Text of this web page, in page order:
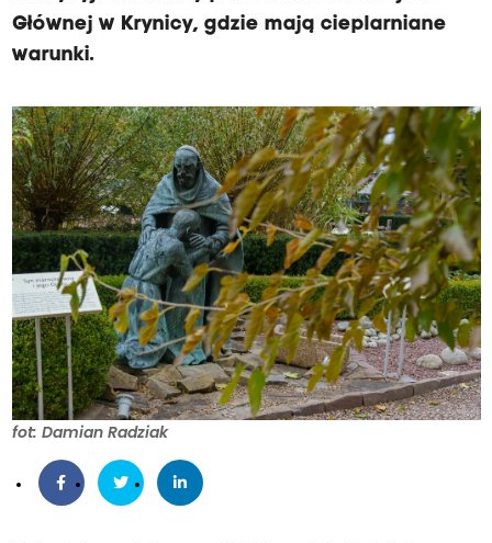
Głównej w Krynicy, gdzie mają cieplarniane
warunki.
fot: Damian Radziak